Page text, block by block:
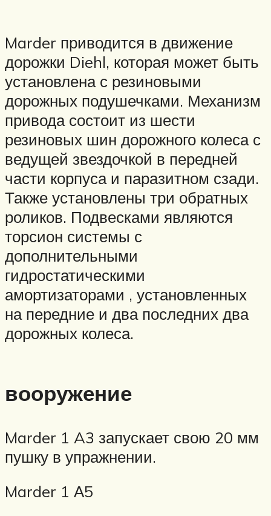
Marder приводится в движение
дорожки Diehl, которая может быть
установлена с резиновыми
дорожных подушечками. Механизм
привода состоит из шести
резиновых шин дорожного колеса с
ведущей звездочкой в передней
части корпуса и паразитном сзади.
Также установлены три обратных
роликов. Подвесками являются
торсион системы с
дополнительными
гидростатическими
амортизаторами , установленных
на передние и два последних два
дорожных колеса.
вооружение
Marder 1 A3 запускает свою 20 мм
пушку в упражнении.
Marder 1 А5